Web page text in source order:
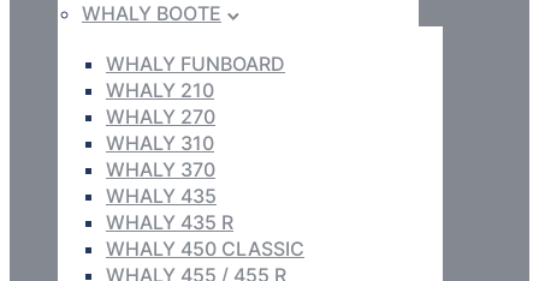
WHALY BOOTE
WHALY FUNBOARD
WHALY 210
WHALY 270
WHALY 310
WHALY 370
WHALY 435
WHALY 435 R
WHALY 450 CLASSIC
WHALY 455 / 455 R